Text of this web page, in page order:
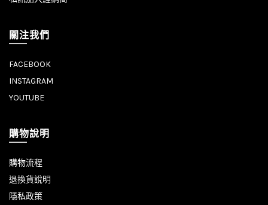
關注我們
FACEBOOK
INSTAGRAM
YOUTUBE
購物說明
購物流程
退換貨說明
隱私政策